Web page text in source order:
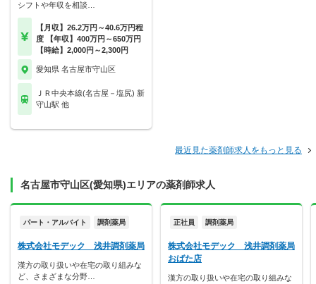
シフトや年収を相談…
【月収】26.2万円～40.6万円程
度 【年収】400万円～650万円
【時給】2,000円～2,300円
愛知県 名古屋市守山区
ＪＲ中央本線(名古屋－塩尻) 新
守山駅 他
最近見た薬剤師求人をもっと見る
名古屋市守山区(愛知県)エリアの薬剤師求人
パート・アルバイト 調剤薬局
株式会社モデック 浅井調剤薬局
漢方の取り扱いや在宅の取り組みな
ど、さまざまな分野…
正社員 調剤薬局
株式会社モデック 浅井調剤薬局
おばた店
漢方の取り扱いや在宅の取り組みな